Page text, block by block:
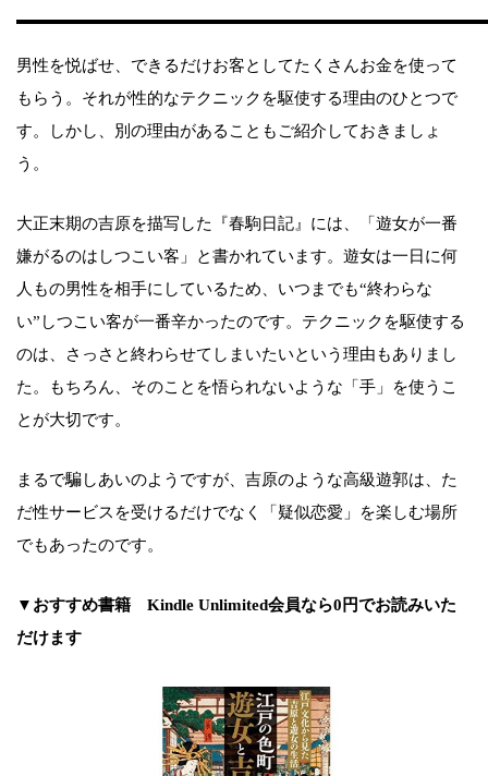
男性を悦ばせ、できるだけお客としてたくさんお金を使って
もらう。それが性的なテクニックを駆使する理由のひとつで
す。しかし、別の理由があることもご紹介しておきましょ
う。
大正末期の吉原を描写した『春駒日記』には、「遊女が一番
嫌がるのはしつこい客」と書かれています。遊女は一日に何
人もの男性を相手にしているため、いつまでも“終わらな
い”しつこい客が一番辛かったのです。テクニックを駆使する
のは、さっさと終わらせてしまいたいという理由もありまし
た。もちろん、そのことを悟られないような「手」を使うこ
とが大切です。
まるで騙しあいのようですが、吉原のような高級遊郭は、た
だ性サービスを受けるだけでなく「疑似恋愛」を楽しむ場所
でもあったのです。
▼おすすめ書籍 Kindle Unlimited会員なら0円でお読みいた
だけます